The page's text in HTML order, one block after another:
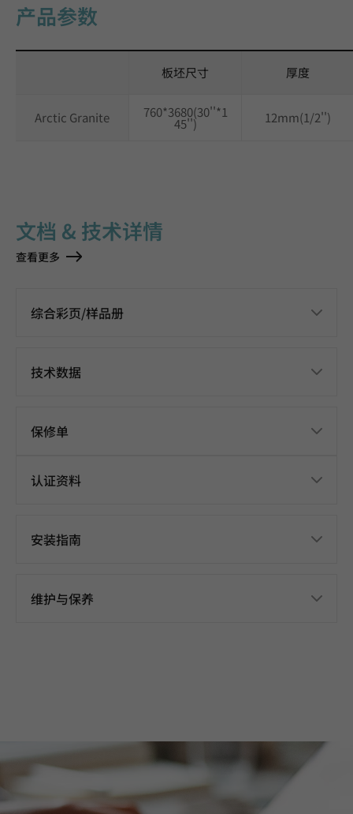
产品参数
板坯尺寸 厚度
Arctic Granite 760*3680(30''*1
45'') 12mm(1/2'')
文档 & 技术详情
查看更多
综合彩页/样品册
技术数据
保修单
认证资料
安装指南
维护与保养